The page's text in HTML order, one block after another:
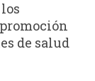
de salud